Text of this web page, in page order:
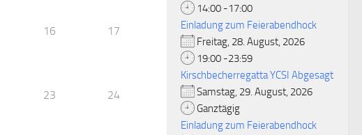
16 17
23 24
14:00 -17:00
Einladung zum Feierabendhock
Freitag, 28. August, 2026
19:00 -23:59
Kirschbecherregatta YCSI Abgesagt
Samstag, 29. August, 2026
Ganztägig
Einladung zum Feierabendhock